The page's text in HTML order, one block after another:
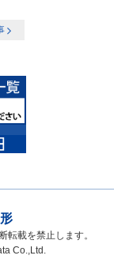
転載を禁止します。
Co.,Ltd.